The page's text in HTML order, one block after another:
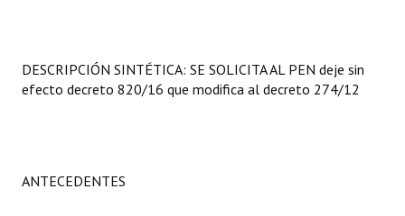
LEGISLACIÓN
Carta Orgánica 2007
DESCRIPCIÓN SINTÉTICA: SE SOLICITA AL PEN deje sin
efecto decreto 820/16 que modifica al decreto 274/12
ANTECEDENTES